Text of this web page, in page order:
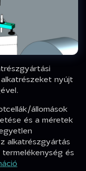
nyújt
állomások
és a méretek
alkatrészgyártás
és